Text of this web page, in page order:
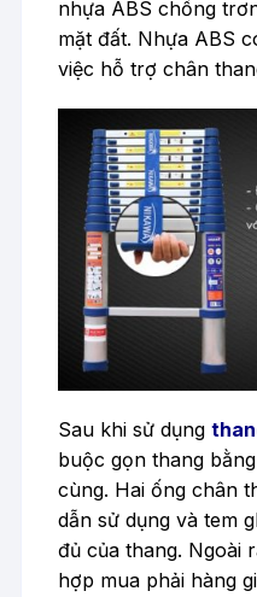
nhựa ABS chống
mặt đất. Nhựa ABS
việc hỗ trợ chân
Sau khi sử dụng
buộc gọn thang
cùng. Hai ống chân
dẫn sử dụng và tem
đủ của thang. Ngoài
hợp mua phải hàng